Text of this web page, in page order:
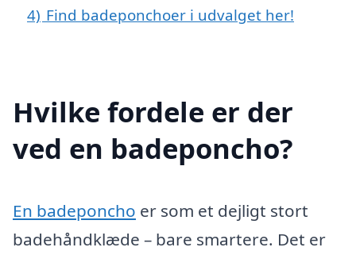
4) Find badeponchoer i udvalget her!
Hvilke fordele er der
ved en badeponcho?
En badeponcho er som et dejligt stort
badehåndklæde – bare smartere. Det er